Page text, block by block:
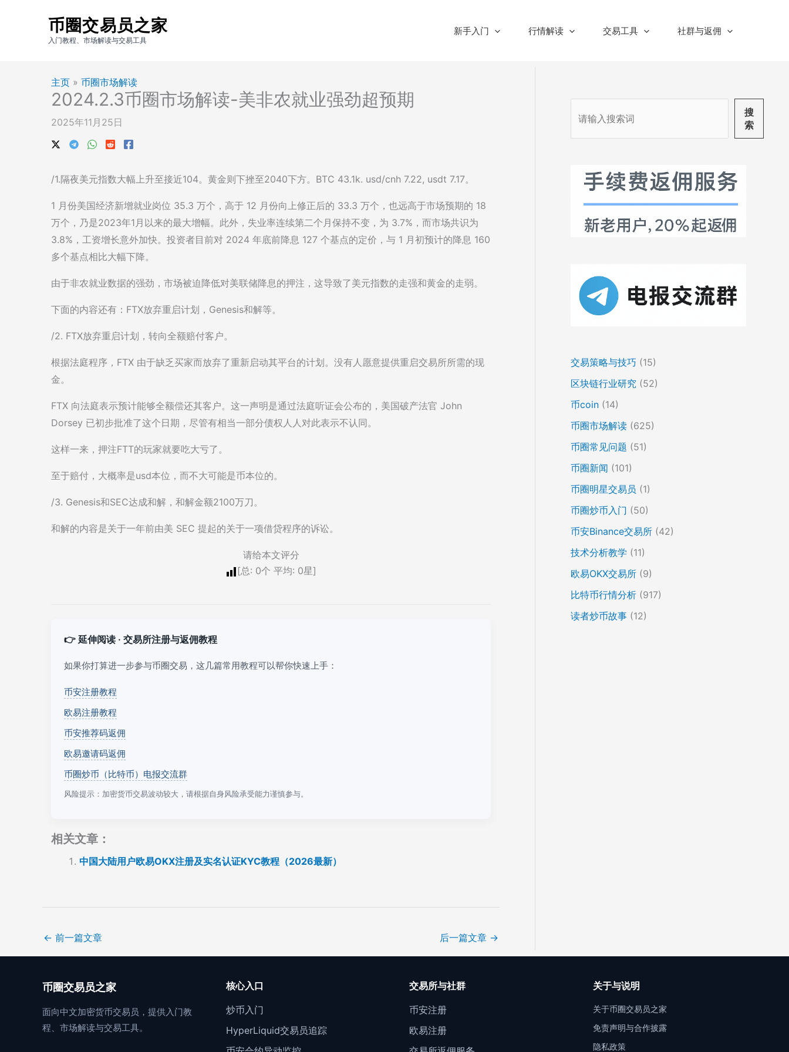
币圈交易员之家
入门教程、市场解读与交易工具
新手入门 行情解读 交易工具 社群与返佣
主页 » 币圈市场解读
2024.2.3币圈市场解读-美非农就业强劲超预期
2025年11月25日
/1.隔夜美元指数大幅上升至接近104。黄金则下挫至2040下方。BTC 43.1k. usd/cnh 7.22, usdt 7.17。
1 月份美国经济新增就业岗位 35.3 万个，高于 12 月份向上修正后的 33.3 万个，也远高于市场预期的 18
万个，乃是2023年1月以来的最大增幅。此外，失业率连续第二个月保持不变，为 3.7%，而市场共识为
3.8%，工资增长意外加快。投资者目前对 2024 年底前降息 127 个基点的定价，与 1 月初预计的降息 160
多个基点相比大幅下降。
由于非农就业数据的强劲，市场被迫降低对美联储降息的押注，这导致了美元指数的走强和黄金的走弱。
下面的内容还有：FTX放弃重启计划，Genesis和解等。
/2. FTX放弃重启计划，转向全额赔付客户。
根据法庭程序，FTX 由于缺乏买家而放弃了重新启动其平台的计划。没有人愿意提供重启交易所所需的现
金。
FTX 向法庭表示预计能够全额偿还其客户。这一声明是通过法庭听证会公布的，美国破产法官 John
Dorsey 已初步批准了这个日期，尽管有相当一部分债权人人对此表示不认同。
这样一来，押注FTT的玩家就要吃大亏了。
至于赔付，大概率是usd本位，而不大可能是币本位的。
/3. Genesis和SEC达成和解，和解金额2100万刀。
和解的内容是关于一年前由美 SEC 提起的关于一项借贷程序的诉讼。
请给本文评分
[总: 0个 平均: 0星]
👉 延伸阅读 · 交易所注册与返佣教程
如果你打算进一步参与币圈交易，这几篇常用教程可以帮你快速上手：
币安注册教程
欧易注册教程
币安推荐码返佣
欧易邀请码返佣
币圈炒币（比特币）电报交流群
风险提示：加密货币交易波动较大，请根据自身风险承受能力谨慎参与。
相关文章：
中国大陆用户欧易OKX注册及实名认证KYC教程（2026最新）
← 前一篇文章 后一篇文章 →
搜
索
交易策略与技巧 (15)
区块链行业研究 (52)
币coin (14)
币圈市场解读 (625)
币圈常见问题 (51)
币圈新闻 (101)
币圈明星交易员 (1)
币圈炒币入门 (50)
币安Binance交易所 (42)
技术分析教学 (11)
欧易OKX交易所 (9)
比特币行情分析 (917)
读者炒币故事 (12)
币圈交易员之家
面向中文加密货币交易员，提供入门教
程、市场解读与交易工具。
核心入口
炒币入门
HyperLiquid交易员追踪
交易所与社群
币安注册
欧易注册
关于与说明
关于币圈交易员之家
免责声明与合作披露
隐私政策